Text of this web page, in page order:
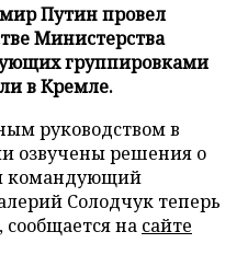
Путин провел
Министерства
группировками
в Кремле.
руководством в
озвучены решения о
командующий
Солодчук теперь
сообщается на сайте